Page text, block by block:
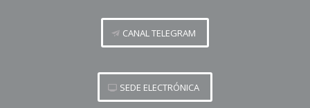
CANAL TELEGRAM
SEDE ELECTRÓNICA